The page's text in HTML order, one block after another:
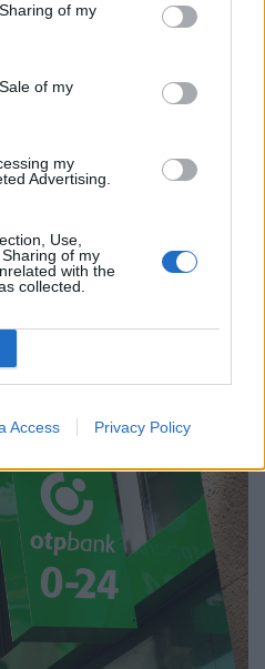
of my
of my
my
Advertising.
Use,
of my
with the
collected.
Access Privacy Policy
kutyája: 17
került elő a raktérből
több mint hatezer doboznyi
lefoglalták.